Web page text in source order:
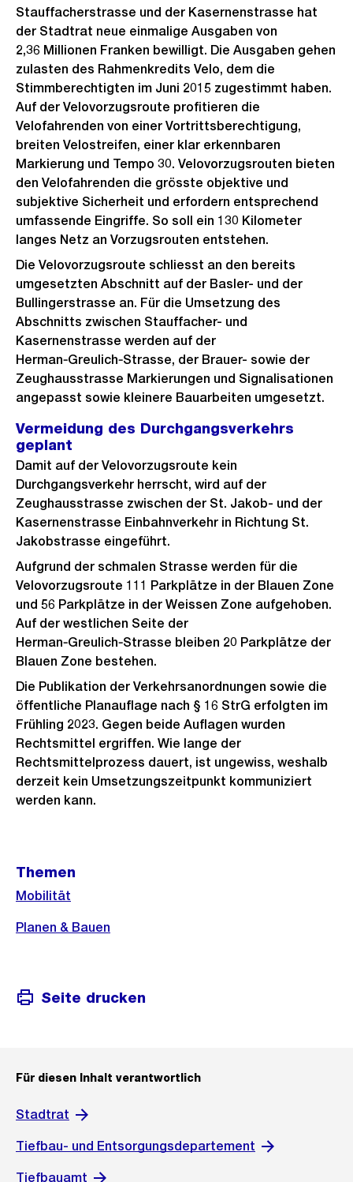
Stauffacherstrasse und der Kasernenstrasse hat
der Stadtrat neue einmalige Ausgaben von
2,36 Millionen Franken bewilligt. Die Ausgaben gehen
zulasten des Rahmenkredits Velo, dem die
Stimmberechtigten im Juni 2015 zugestimmt haben.
Auf der Velovorzugsroute profitieren die
Velofahrenden von einer Vortrittsberechtigung,
breiten Velostreifen, einer klar erkennbaren
Markierung und Tempo 30. Velovorzugsrouten bieten
den Velofahrenden die grösste objektive und
subjektive Sicherheit und erfordern entsprechend
umfassende Eingriffe. So soll ein 130 Kilometer
langes Netz an Vorzugsrouten entstehen.
Die Velovorzugsroute schliesst an den bereits
umgesetzten Abschnitt auf der Basler- und der
Bullingerstrasse an. Für die Umsetzung des
Abschnitts zwischen Stauffacher- und
Kasernenstrasse werden auf der
Herman‑Greulich‑Strasse, der Brauer- sowie der
Zeughausstrasse Markierungen und Signalisationen
angepasst sowie kleinere Bauarbeiten umgesetzt.
Vermeidung des Durchgangsverkehrs
geplant
Damit auf der Velovorzugsroute kein
Durchgangsverkehr herrscht, wird auf der
Zeughausstrasse zwischen der St. Jakob- und der
Kasernenstrasse Einbahnverkehr in Richtung St.
Jakobstrasse eingeführt.
Aufgrund der schmalen Strasse werden für die
Velovorzugsroute 111 Parkplätze in der Blauen Zone
und 56 Parkplätze in der Weissen Zone aufgehoben.
Auf der westlichen Seite der
Herman‑Greulich‑Strasse bleiben 20 Parkplätze der
Blauen Zone bestehen.
Die Publikation der Verkehrsanordnungen sowie die
öffentliche Planauflage nach § 16 StrG erfolgten im
Frühling 2023. Gegen beide Auflagen wurden
Rechtsmittel ergriffen. Wie lange der
Rechtsmittelprozess dauert, ist ungewiss, weshalb
derzeit kein Umsetzungszeitpunkt kommuniziert
werden kann.
Informationen
Themen
Mobilität
Planen & Bauen
Seite drucken
Für diesen Inhalt verantwortlich
Stadtrat
Tiefbau- und Entsorgungsdepartement
Tiefbauamt